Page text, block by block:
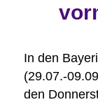
In den
(29.07.-
den